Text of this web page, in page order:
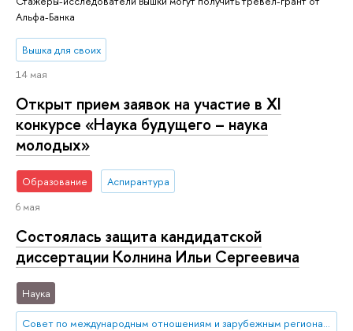
Альфа-Банка
Вышка для своих
14 мая
Открыт прием заявок на участие в XI
конкурсе «Наука будущего – наука
молодых»
Образование
Аспирантура
6 мая
Состоялась защита кандидатской
диссертации Колнина Ильи Сергеевича
Наука
Совет по международным отношениям и зарубежным региональным исследованиям